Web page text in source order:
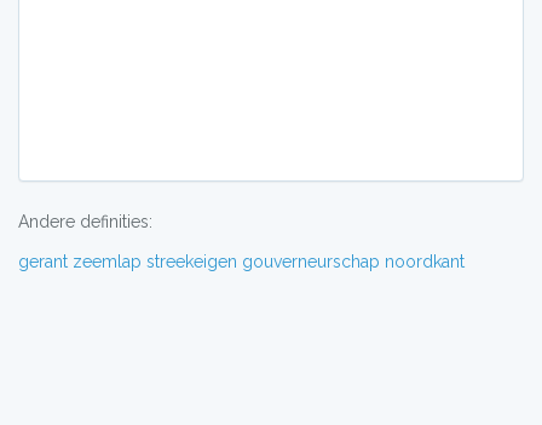
Andere definities:
gerant zeemlap streekeigen gouverneurschap noordkant